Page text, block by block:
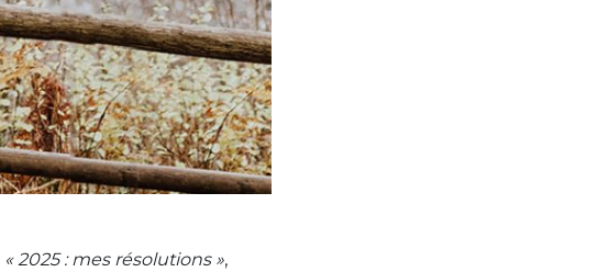
« 2025 : mes résolutions »,